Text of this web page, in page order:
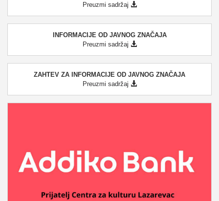
Preuzmi sadržaj
INFORMACIJE OD JAVNOG ZNAČAJA
Preuzmi sadržaj
ZAHTEV ZA INFORMACIJE OD JAVNOG ZNAČAJA
Preuzmi sadržaj